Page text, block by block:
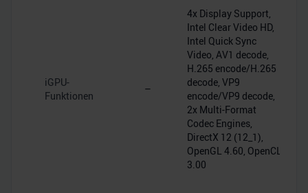
iGPU-
Funktionen
–
4x Display Support,
Intel Clear Video HD,
Intel Quick Sync
Video, AV1 decode,
H.265 encode/H.265
decode, VP9
encode/VP9 decode,
2x Multi-Format
Codec Engines,
DirectX 12 (12_1),
OpenGL 4.60, OpenCL
3.00